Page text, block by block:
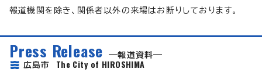
報道機関を除き、関係者以外の来場はお断りしております。
Press Release
報道資料
広島市 The City of HIROSHIMA